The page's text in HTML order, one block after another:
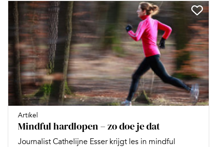
Artikel
Mindful hardlopen – zo doe je dat
Journalist Cathelijne Esser krijgt les in mindful